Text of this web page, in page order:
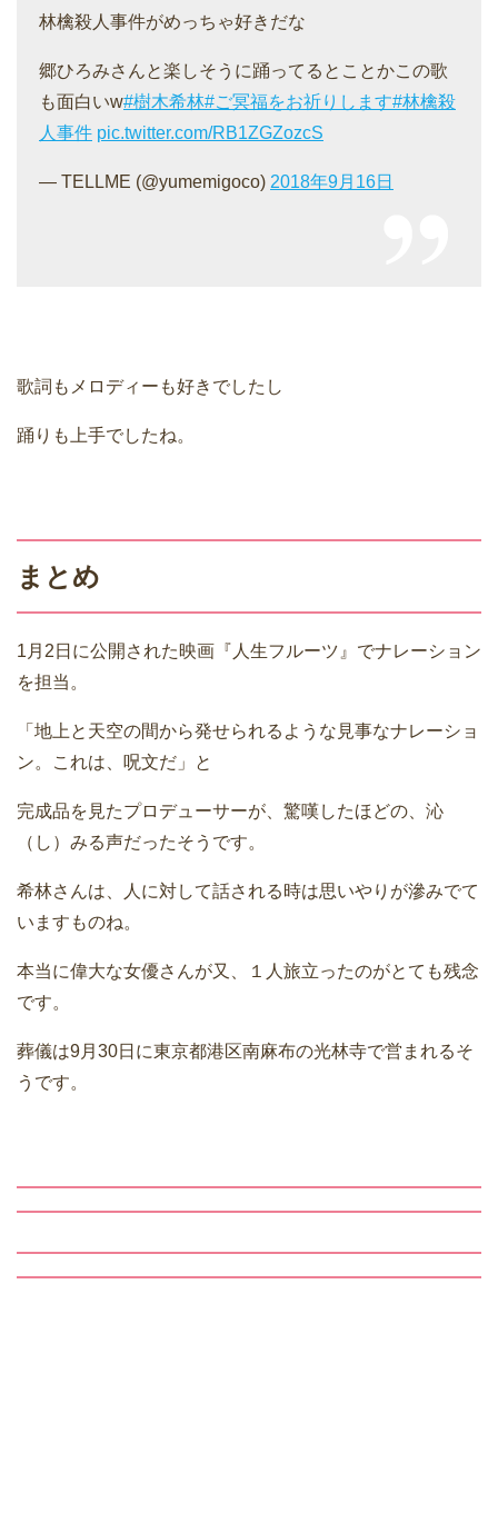
林檎殺人事件がめっちゃ好きだな
郷ひろみさんと楽しそうに踊ってるとことかこの歌
も面白いw#樹木希林#ご冥福をお祈りします#林檎殺
人事件 pic.twitter.com/RB1ZGZozcS
— TELLME (@yumemigoco) 2018年9月16日
歌詞もメロディーも好きでしたし
踊りも上手でしたね。
まとめ
1月2日に公開された映画『人生フルーツ』でナレーション
を担当。
「地上と天空の間から発せられるような見事なナレーショ
ン。これは、呪文だ」と
完成品を見たプロデューサーが、驚嘆したほどの、沁
（し）みる声だったそうです。
希林さんは、人に対して話される時は思いやりが滲みでて
いますものね。
本当に偉大な女優さんが又、１人旅立ったのがとても残念
です。
葬儀は9月30日に東京都港区南麻布の光林寺で営まれるそ
うです。